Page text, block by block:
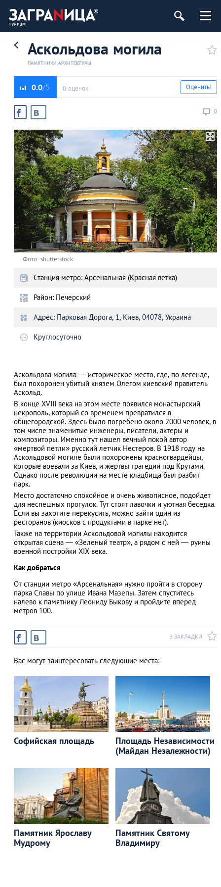
АЗАД
Аскольдова могила
ПАМЯТНИКИ АРХИТЕКТУРЫ
0.0 0 оценок
0
Оценить!
Фото: shutterstock
Станция метро: Арсенальная (Красная ветка)
Район: Печерский
Адрес: Парковая Дорога, 1, Киев, 04078, Украина
Круглосуточно
Аскольдова могила — историческое место, где, по легенде,
был похоронен убитый князем Олегом киевский правитель
Аскольд.
В конце XVIII века на этом месте появился монастырский
некрополь, который со временем превратился в
общегородской. Здесь было погребено около 2000 человек, в
том числе знаменитые инженеры, писатели, актеры и
композиторы. Именно тут нашел вечный покой автор
«мертвой петли» русский летчик Нестеров. В 1918 году на
Аскольдовой могиле были похоронены красногвардейцы,
которые воевали за Киев, и жертвы трагедии под Крутами.
Однако после революции на месте кладбища был разбит
парк.
Место достаточно спокойное и очень живописное, подойдет
для неспешных прогулок. Тут стоят лавочки и уютная беседка.
Если вы захотите перекусить, можно зайти один из
ресторанов (киосков с продуктами в парке нет).
Также на территории Аскольдовой могилы находится
открытая сцена — «Зеленый театр», а рядом с ней ― руины
военной постройки XIX века.
Как добраться
От станции метро «Арсенальная» нужно пройти в сторону
парка Славы по улице Ивана Мазепы. Затем спуститесь
налево к памятнику Леониду Быкову и пройдите вперед
метров 100.
В ЗАКЛАДКИ
Вас могут заинтересовать следующие места:
Софийская площадь
Площадь Независимости
(Майдан Незалежности)
Памятник Ярославу
Мудрому
Памятник Святому
Владимиру